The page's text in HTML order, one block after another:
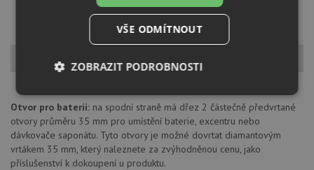
Otvor pro baterii: na spodní straně má dřez 2 částečně předvrtané
otvory průměru 35 mm pro umístění baterie, excentru nebo
dávkovače saponátu. Tyto otvory je možné dovrtat diamantovým
vrtákem 35 mm, který naleznete za zvýhodněnou cenu, jako
příslušenství k dokoupení u produktu.
VŠE ODMÍTNOUT
ZOBRAZIT PODROBNOSTI
Nezbytně
nutné
soubory
Výkonové
soubory
Soubory
cílení